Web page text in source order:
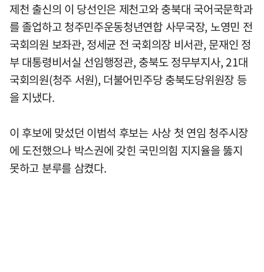
제천 출신의 이 당선인은 제천고와 충북대 국어국문학과
를 졸업하고 청주민주운동청년연합 사무국장, 노영민 전
국회의원 보좌관, 정세균 전 국회의장 비서관, 문재인 정
부 대통령비서실 선임행정관, 충북도 정무부지사, 21대
국회의원(청주 서원), 더불어민주당 충북도당위원장 등
을 지냈다.
이 후보에 맞섰던 이범석 후보는 사상 첫 연임 청주시장
에 도전했으나 박스권에 갖힌 국민의힘 지지율을 뚫지
못하고 분루를 삼켰다.